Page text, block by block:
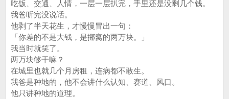
吃饭、交通、人情，一层一层扒完，手里还是没剩几个钱。
我爸听完没说话。
他剥了半天花生，才慢慢冒出一句：
「你差的不是大钱，是挪窝的两万块。」
我当时就笑了。
两万块够干嘛？
在城里也就几个月房租，连病都不敢生。
我爸是种地的，他不会讲什么认知、赛道、风口。
他只讲种地的道理。